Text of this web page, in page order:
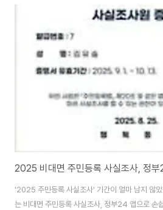
'2025 주민등록 사실조사' 기간이 얼마 남지 않았
는 비대면 주민등록 사실조사, 정부24 앱으로 손